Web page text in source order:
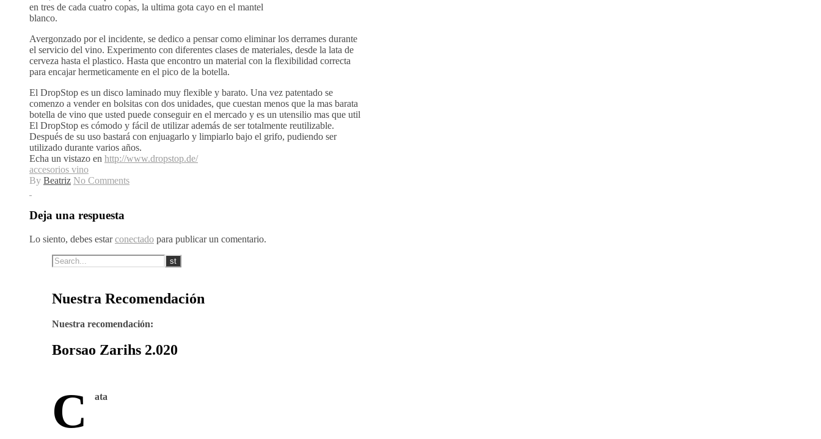
en tres de cada cuatro copas, la ultima gota cayo en el mantel
blanco.
Avergonzado por el incidente, se dedico a pensar como eliminar los derrames durante
el servicio del vino. Experimento con diferentes clases de materiales, desde la lata de
cerveza hasta el plastico. Hasta que encontro un material con la flexibilidad correcta
para encajar hermeticamente en el pico de la botella.
El DropStop es un disco laminado muy flexible y barato. Una vez patentado se
comenzo a vender en bolsitas con dos unidades, que cuestan menos que la mas barata
botella de vino que usted puede conseguir en el mercado y es un utensilio mas que util
El DropStop es cómodo y fácil de utilizar además de ser totalmente reutilizable.
Después de su uso bastará con enjuagarlo y limpiarlo bajo el grifo, pudiendo ser
utilizado durante varios años.
Echa un vistazo en http://www.dropstop.de/
accesorios vino
By Beatriz No Comments
Deja una respuesta
Lo siento, debes estarconectado para publicar un comentario.
Nuestra Recomendación
Nuestra recomendación:
Borsao Zarihs 2.020
C ata